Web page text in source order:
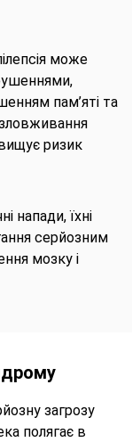
може
пам’яті та
ризик
напади, їхні
серйозним
мозку і
загрозу
полягає в